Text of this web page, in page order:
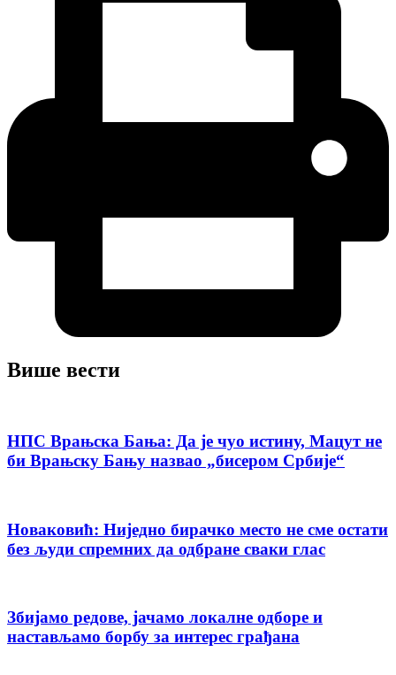
Више вести
НПС Врањска Бања: Да је чуо истину, Мацут не
би Врањску Бању назвао „бисером Србије“
Новаковић: Ниједно бирачко место не сме остати
без људи спремних да одбране сваки глас
Збијамо редове, јачамо локалне одборе и
настављамо борбу за интерес грађана